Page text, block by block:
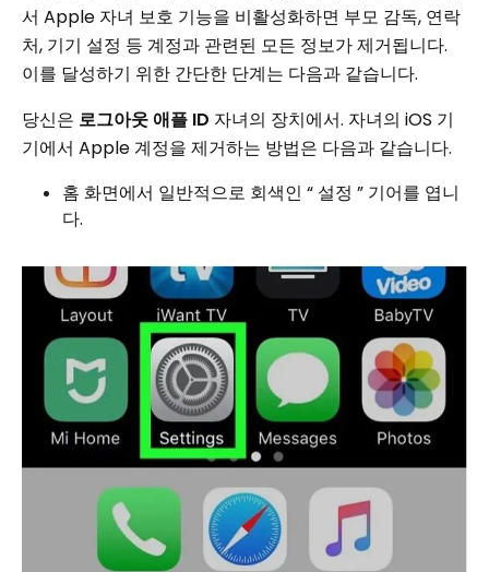
서 Apple 자녀 보호 기능을 비활성화하면 부모 감독, 연락
처, 기기 설정 등 계정과 관련된 모든 정보가 제거됩니다.
이를 달성하기 위한 간단한 단계는 다음과 같습니다.
당신은 로그아웃 애플 ID 자녀의 장치에서. 자녀의 iOS 기
기에서 Apple 계정을 제거하는 방법은 다음과 같습니다.
홈 화면에서 일반적으로 회색인 “ 설정 ” 기어를 엽니
다.